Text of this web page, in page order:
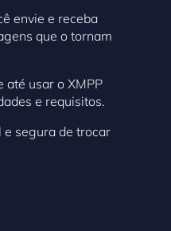
envie e receba
que o tornam
até usar o XMPP
e requisitos.
e segura de trocar